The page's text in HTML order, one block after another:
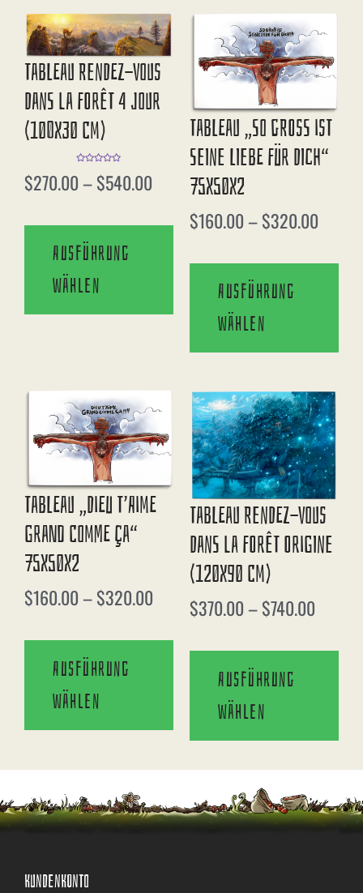
Tableau Rendez-Vous
Dans La Forêt 4 Jour
(100X30 Cm)
von 5
$270.00 –$540.00
Ausführung
wählen
Tableau „So Gross Ist
Seine Liebe Für Dich“
75X50X2
$160.00 –$320.00
Ausführung
wählen
Tableau „Dieu T’aime
Grand Comme Ça“
75X50X2
$160.00 –$320.00
Ausführung
wählen
Tableau Rendez-Vous
Dans La Forêt Origine
(120X90 Cm)
$370.00 –$740.00
Ausführung
wählen
KUNDENKONTO